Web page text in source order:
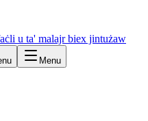
u ta' malajr biex jintużaw
Menu